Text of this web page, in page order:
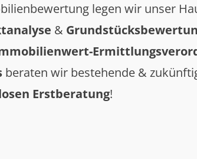
legen wir unser
&
beraten wir bestehende &
Erstberatung!